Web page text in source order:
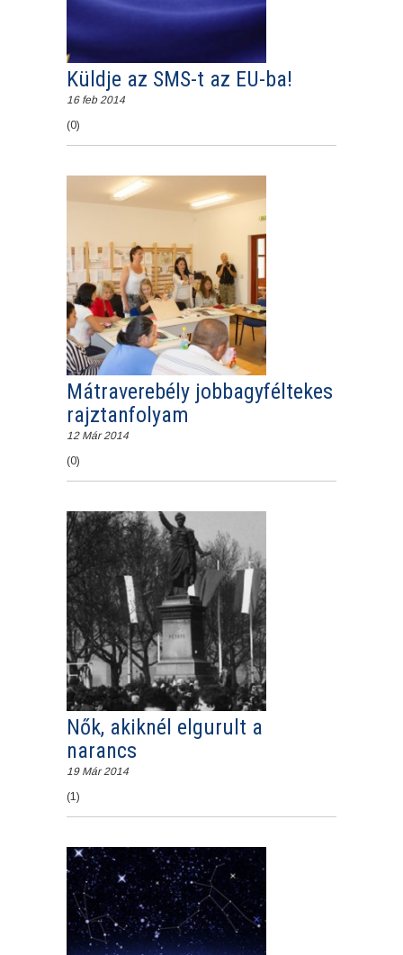
Küldje az SMS-t az EU-ba!
16 feb 2014
(0)
Mátraverebély jobbagyféltekes
rajztanfolyam
12 Már 2014
(0)
Nők, akiknél elgurult a
narancs
19 Már 2014
(1)